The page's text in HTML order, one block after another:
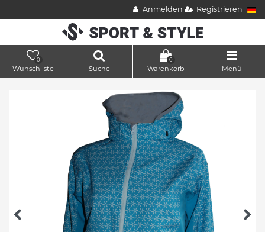
Anmelden Registrieren
0
Wunschliste Suche
0
Warenkorb Menü